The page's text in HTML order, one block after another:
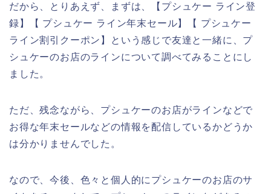
だから、とりあえず、まずは、【プシュケー ライン登
録】【 プシュケー ライン年末セール】【 プシュケー
ライン割引クーポン】という感じで友達と一緒に、プ
シュケーのお店のラインについて調べてみることにし
ました。
ただ、残念ながら、プシュケーのお店がラインなどで
お得な年末セールなどの情報を配信しているかどうか
は分かりませんでした。
なので、今後、色々と個人的にプシュケーのお店のサ